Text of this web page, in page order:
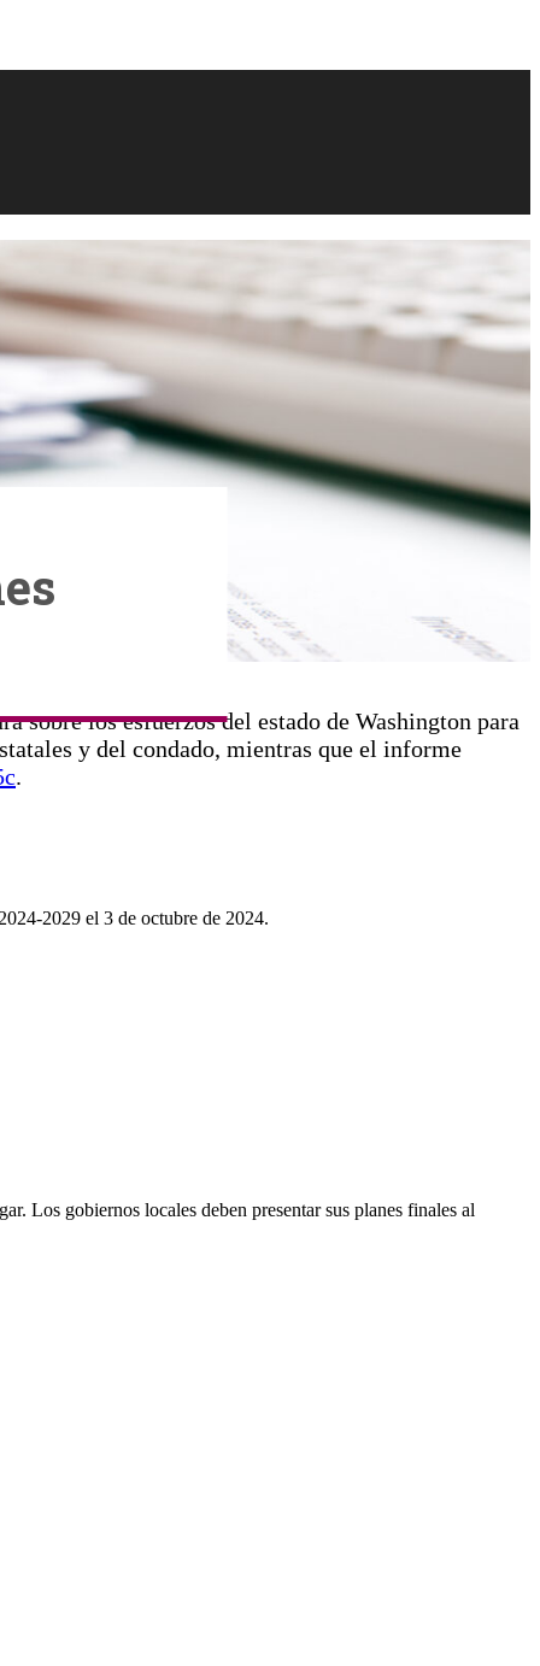
sobre los esfuerzos del estado de Washington para
y del condado, mientras que el informe
.
2029 el 3 de octubre de 2024.
Los gobiernos locales deben presentar sus planes finales al